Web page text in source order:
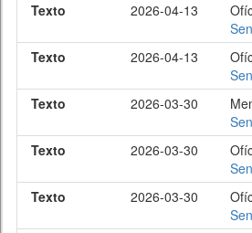
Texto
2026-04-13
Texto
2026-04-13
Texto
2026-03-30
Texto
2026-03-30
Texto
2026-03-30